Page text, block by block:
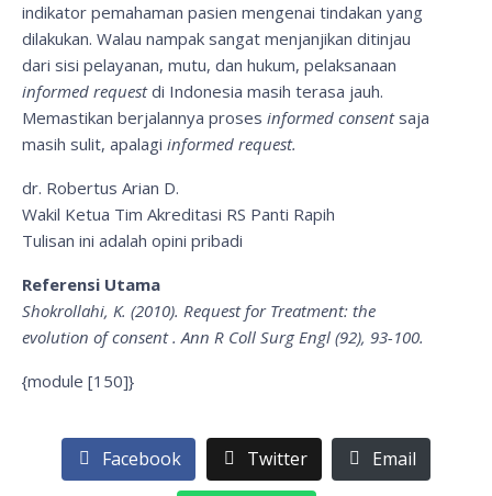
indikator pemahaman pasien mengenai tindakan yang
dilakukan. Walau nampak sangat menjanjikan ditinjau
dari sisi pelayanan, mutu, dan hukum, pelaksanaan
informed requestdi Indonesia masih terasa jauh.
Memastikan berjalannya proses informed consentsaja
masih sulit, apalagi informed request.
dr. Robertus Arian D.
Wakil Ketua Tim Akreditasi RS Panti Rapih
Tulisan ini adalah opini pribadi
Referensi Utama
Shokrollahi, K. (2010). Request for Treatment: the
evolution of consent . Ann R Coll Surg Engl (92), 93-100.
{module [150]}
Facebook Twitter Email